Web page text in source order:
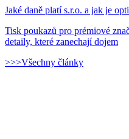
Jaké daně platí s.r.o. a jak je
Tisk poukazů pro prémiové
detaily, které zanechají dojem
>>>Všechny články